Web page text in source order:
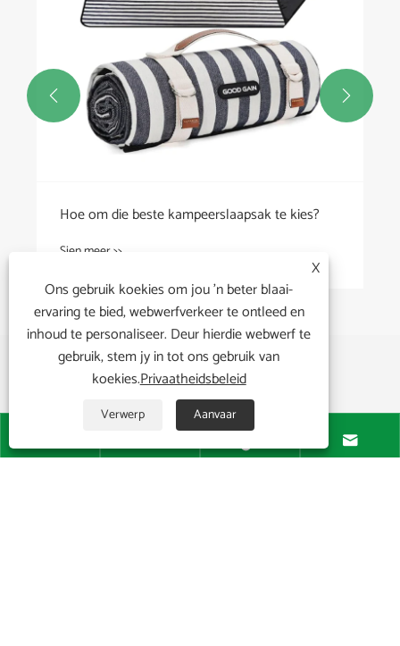
Hoe om die beste kampeerslaapsak te kies?
Sien meer >>
 
Oor ons 

X
Ons gebruik koekies om jou 'n beter blaai-
ervaring te bied, webwerfverkeer te ontleed en
inhoud te personaliseer. Deur hierdie webwerf te
gebruik, stem jy in tot ons gebruik van
koekies.Privaatheidsbeleid
Verwerp Aanvaar